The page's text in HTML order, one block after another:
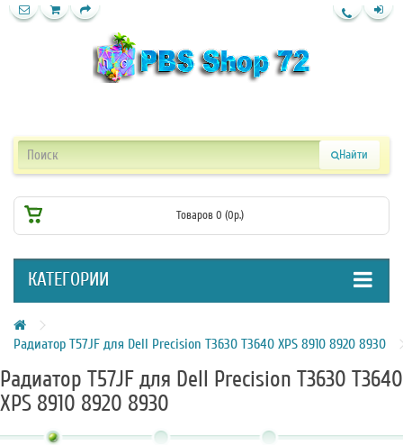
Найти
Товаров 0 (0р.)
КАТЕГОРИИ
Радиатор T57JF для Dell Precision T3630 T3640 XPS 8910 8920 8930
Радиатор T57JF для Dell Precision T3630 T3640
XPS 8910 8920 8930